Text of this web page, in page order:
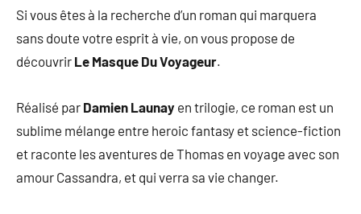
Si vous êtes à la recherche d’un roman qui marquera
sans doute votre esprit à vie, on vous propose de
découvrir Le Masque Du Voyageur.
Réalisé par Damien Launay en trilogie, ce roman est un
sublime mélange entre heroic fantasy et science-fiction
et raconte les aventures de Thomas en voyage avec son
amour Cassandra, et qui verra sa vie changer.